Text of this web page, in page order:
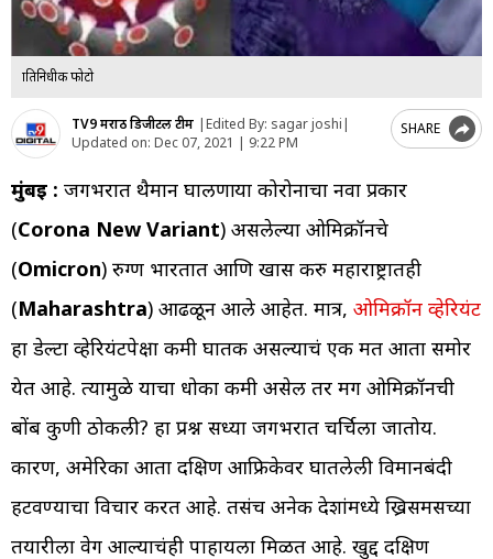
प्रातिनिधीक फोटो
TV9 मराठी डिजीटल टीम |Edited By: sagar joshi|
Updated on: Dec 07, 2021 | 9:22 PM
SHARE
मुंबई : जगभरात थैमान घालणाऱ्या कोरोनाचा नवा प्रकार
(Corona New Variant) असलेल्या ओमिक्रॉनचे
(Omicron) रुग्ण भारतात आणि खास करु महाराष्ट्रातही
(Maharashtra) आढळून आले आहेत. मात्र, ओमिक्रॉन व्हेरियंट
हा डेल्टा व्हेरियंटपेक्षा कमी घातक असल्याचं एक मत आता समोर
येत आहे. त्यामुळे याचा धोका कमी असेल तर मग ओमिक्रॉनची
बोंब कुणी ठोकली? हा प्रश्न सध्या जगभरात चर्चिला जातोय.
कारण, अमेरिका आता दक्षिण आफ्रिकेवर घातलेली विमानबंदी
हटवण्याचा विचार करत आहे. तसंच अनेक देशांमध्ये ख्रिसमसच्या
तयारीला वेग आल्याचंही पाहायला मिळत आहे. खुद्द दक्षिण